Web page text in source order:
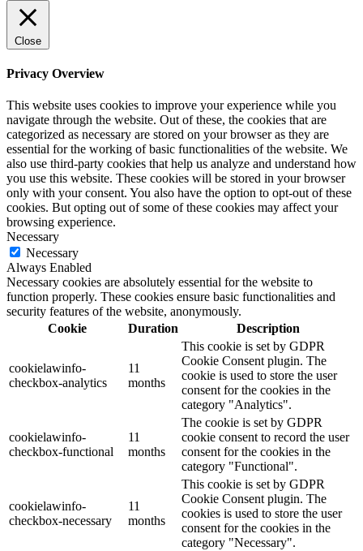
Close
Privacy Overview
This website uses cookies to improve your experience while you
navigate through the website. Out of these, the cookies that are
categorized as necessary are stored on your browser as they are
essential for the working of basic functionalities of the website. We
also use third-party cookies that help us analyze and understand how
you use this website. These cookies will be stored in your browser
only with your consent. You also have the option to opt-out of these
cookies. But opting out of some of these cookies may affect your
browsing experience.
Necessary
Necessary
Always Enabled
Necessary cookies are absolutely essential for the website to
function properly. These cookies ensure basic functionalities and
security features of the website, anonymously.
Cookie
Duration Description
cookielawinfo-
checkbox-analytics
11
months
This cookie is set by GDPR
Cookie Consent plugin. The
cookie is used to store the user
consent for the cookies in the
category "Analytics".
cookielawinfo-
checkbox-functional
11
months
The cookie is set by GDPR
cookie consent to record the user
consent for the cookies in the
category "Functional".
cookielawinfo-
checkbox-necessary
11
months
This cookie is set by GDPR
Cookie Consent plugin. The
cookies is used to store the user
consent for the cookies in the
category "Necessary".